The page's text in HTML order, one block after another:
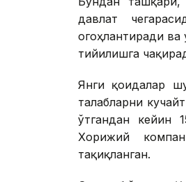
давлат
огоҳлантиради
тийилишга
Янги қоидалар
талабларни
ўтгандан кейин
Хорижий
тақиқланган.